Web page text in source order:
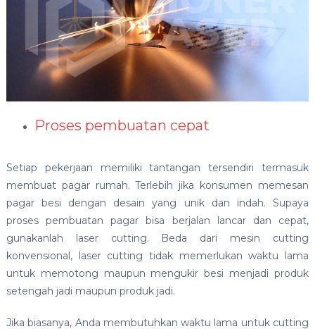
Proses pembuatan cepat
Setiap pekerjaan memiliki tantangan tersendiri termasuk
membuat pagar rumah. Terlebih jika konsumen memesan
pagar besi dengan desain yang unik dan indah. Supaya
proses pembuatan pagar bisa berjalan lancar dan cepat,
gunakanlah laser cutting. Beda dari mesin cutting
konvensional, laser cutting tidak memerlukan waktu lama
untuk memotong maupun mengukir besi menjadi produk
setengah jadi maupun produk jadi.
Jika biasanya, Anda membutuhkan waktu lama untuk cutting